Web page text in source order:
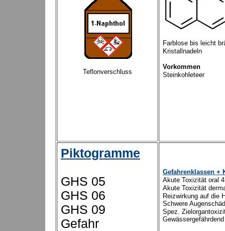
Teflonverschluss
Farblose bis leicht
Kristall nadeln
Vorkommen
Steinkohleteer
Piktogramme
GHS 05
GHS 06
GHS 09
Gefahr
Gefahrenklassen +
Akute Toxizität oral 4
Akute Toxizität
Reizwirkung auf die
Schwere Augenschäd
Spez.